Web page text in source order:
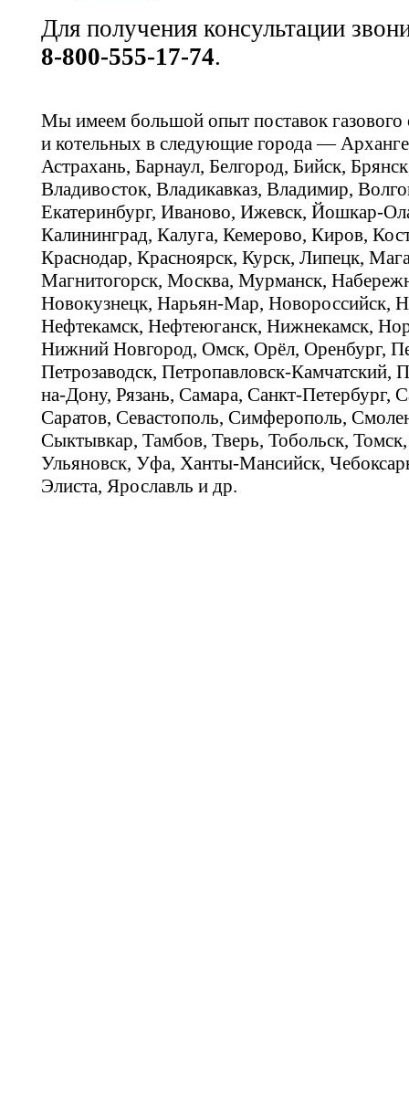
Для получения консультации
8-800-555-17-74.
Мы имеем большой опыт поставок газового
и котельных в следующие города —
Астрахань, Барнаул, Белгород, Бийск,
Владивосток, Владикавказ, Владимир,
Екатеринбург, Иваново, Ижевск, Йошкар-
Калининград, Калуга, Кемерово, Киров,
Краснодар, Красноярск, Курск, Липецк,
Магнитогорск, Москва, Мурманск,
Новокузнецк, Нарьян-Мар, Новороссийск,
Нефтекамск, Нефтеюганск, Нижнекамск,
Нижний Новгород, Омск, Орёл, Оренбург,
Петрозаводск, Петропавловск-Камчатский,
на-Дону, Рязань, Самара, Санкт-Петербург,
Саратов, Севастополь, Симферополь,
Сыктывкар, Тамбов, Тверь, Тобольск,
Ульяновск, Уфа, Ханты-Мансийск,
Элиста, Ярославль и др.